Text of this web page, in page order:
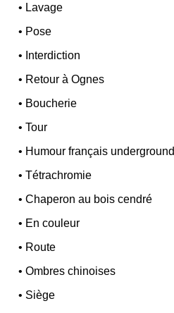
• Lavage
• Pose
• Interdiction
• Retour à Ognes
• Boucherie
•Tour
• Humour français underground
•Tétrachromie
•Chaperon au bois cendré
• En couleur
• Route
•Ombres chinoises
• Siège